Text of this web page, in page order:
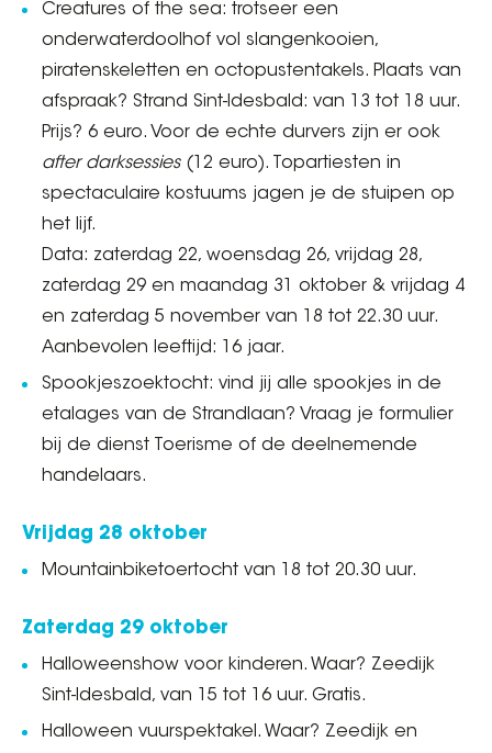
Creatures of the sea: trotseer een
onderwaterdoolhof vol slangenkooien,
piratenskeletten en octopustentakels. Plaats van
afspraak? Strand Sint-Idesbald: van 13 tot 18 uur.
Prijs? 6 euro. Voor de echte durvers zijn er ook
after darksessies(12 euro). Topartiesten in
spectaculaire kostuums jagen je de stuipen op
het lijf.
Data: zaterdag 22, woensdag 26, vrijdag 28,
zaterdag 29 en maandag 31 oktober & vrijdag 4
en zaterdag 5 november van 18 tot 22.30 uur.
Aanbevolen leeftijd: 16 jaar.
Spookjeszoektocht: vind jij alle spookjes in de
etalages van de Strandlaan? Vraag je formulier
bij de dienst Toerisme of de deelnemende
handelaars.
Vrijdag 28 oktober
Mountainbiketoertocht van 18 tot 20.30 uur.
Zaterdag 29 oktober
Halloweenshow voor kinderen. Waar? Zeedijk
Sint-Idesbald, van 15 tot 16 uur. Gratis.
Halloween vuurspektakel. Waar? Zeedijk en